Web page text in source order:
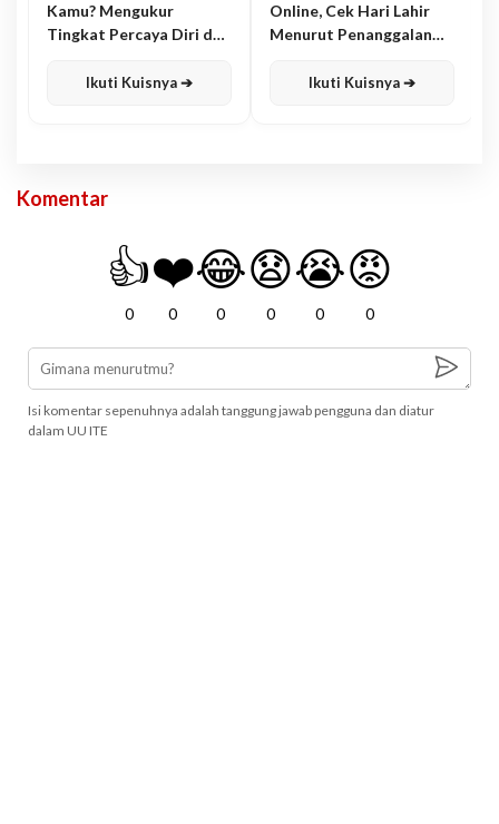
Kamu? Mengukur
Tingkat Percaya Diri dan
Ikuti Kuisnya ➔
Online, Cek Hari Lahir
Menurut Penanggalan
Ikuti Kuisnya ➔
Komentar
👍
0
❤️
0
😂
0
😧
0
😭
0
😡
0
Isi komentar sepenuhnya adalah tanggung jawab pengguna dan diatur
dalam UU ITE